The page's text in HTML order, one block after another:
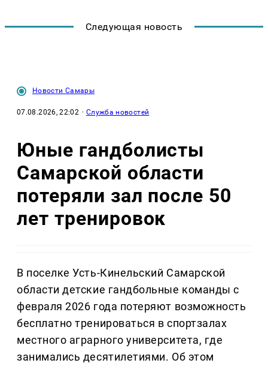
Следующая новость
Новости Самары
07.08.2026, 22:02 · Служба новостей
Юные гандболисты
Самарской области
потеряли зал после 50
лет тренировок
В поселке Усть-Кинельский Самарской
области детские гандбольные команды с
февраля 2026 года потеряют возможность
бесплатно тренироваться в спортзалах
местного аграрного университета, где
занимались десятилетиями. Об этом